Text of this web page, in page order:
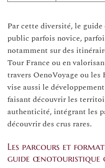
Par cette diversité, le
public parfois novice,
notamment sur des
Tour France ou en
travers OenoVoyage ou
vise aussi le
faisant découvrir les
authenticité, intégrant les
découvrir des crus rares.
Les parcours et
guide œnotouristique